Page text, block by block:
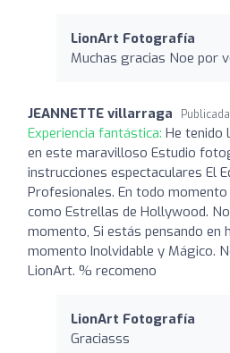
LionArt Fotografía
Muchas gracias Noe por
JEANNETTE villarraga
Experiencia fantástica: He tenido
en este maravilloso Estudio
instrucciones espectaculares El
Profesionales. En todo
como Estrellas de Hollywood.
momento, Si estás pensando en
momento Inolvidable y Mágico.
LionArt. % recomeno
LionArt Fotografía
Graciasss